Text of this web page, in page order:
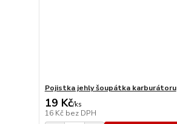
Pojistka jehly šoupátka karburátoru
19 Kč/ks
16 Kč bez DPH